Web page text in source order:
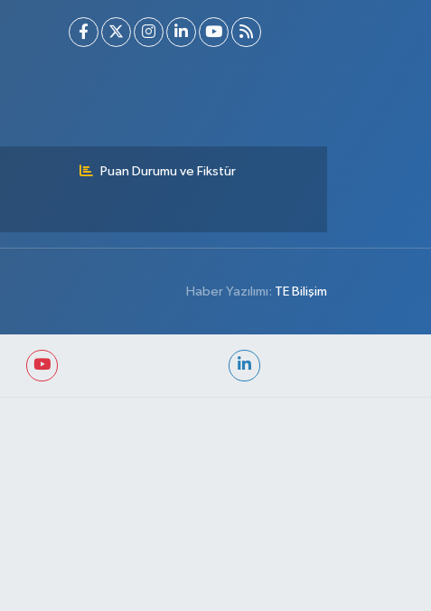
Puan Durumu ve Fikstür
Haber Yazılımı: TE Bilişim